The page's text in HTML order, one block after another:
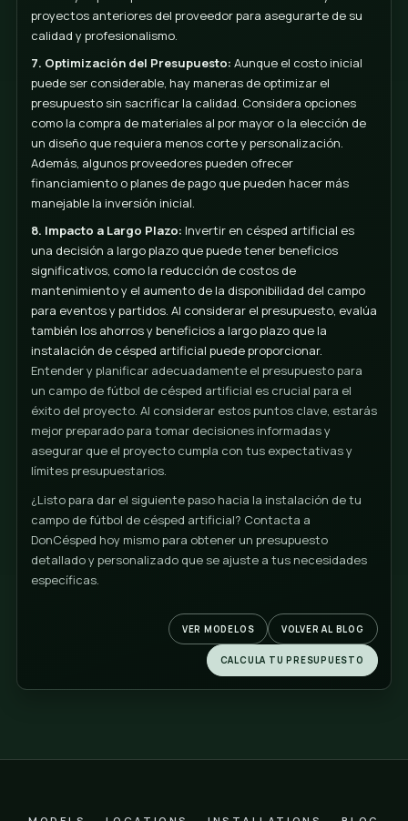
4. Instalación y Mantenimiento:La instalación es
parte del costo total. El mantenimiento continuo
artificial también debe incluirse en tu planificación
financiera. Asegúrate de discutir los costos de
mantenimiento periódico para evitar sorpresas en
5. Obtener Múltiples Cotizaciones:Es aconsejable
varias cotizaciones de diferentes proveedores.
te dará una idea más clara del costo del mercado,
encontrar la oferta más adecuada.
6. Elegir el Proveedor Adecuado:No todos los
proveedores de césped artificial son iguales. Es
seleccionar un proveedor con experiencia
instalaciones de campos deportivos, que ofrezca
sólidas y soporte postventa. Evalúa las referencias
proyectos anteriores del proveedor para asegurarte
calidad y profesionalismo.
7. Optimización del Presupuesto:Aunque el costo
puede ser considerable, hay maneras de optimizar el
presupuesto sin sacrificar la calidad. Considera
como la compra de materiales al por mayor o la
un diseño que requiera menos corte y
Además, algunos proveedores pueden ofrecer
manejable la inversión inicial.
8. Impacto a Largo Plazo:Invertir en césped
una decisión a largo plazo que puede tener
para eventos y partidos. Al considerar el
instalación de césped artificial puede proporcionar.